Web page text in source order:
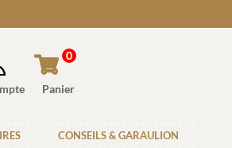
Panier
0
CONSEILS & GARAULION